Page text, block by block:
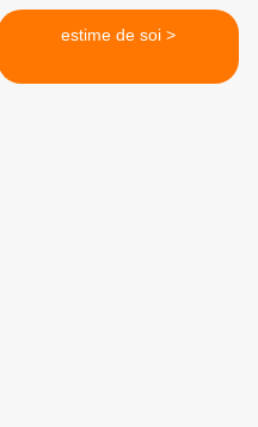
estime de soi >